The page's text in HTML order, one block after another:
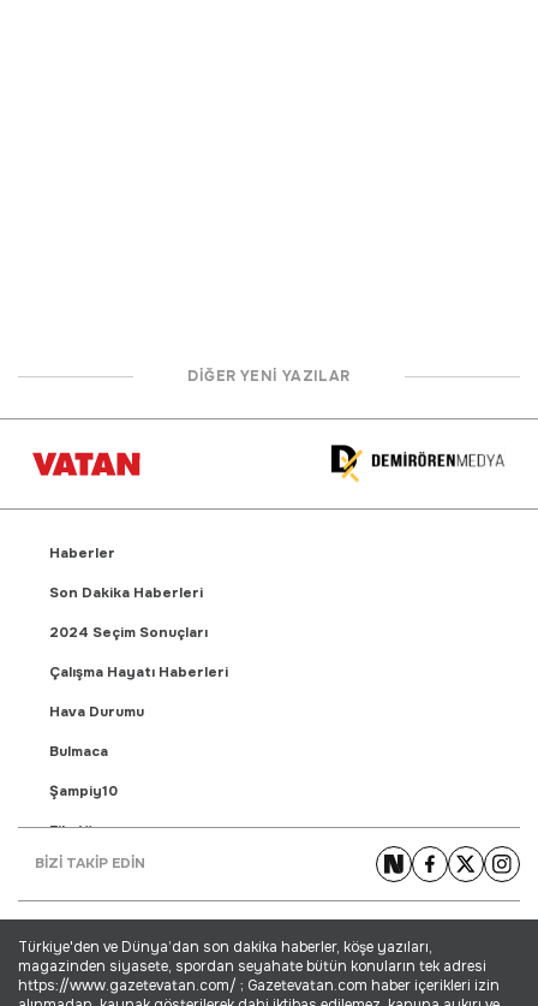
DİĞER YENİ YAZILAR
Haberler
Son Dakika Haberleri
2024 Seçim Sonuçları
Çalışma Hayatı Haberleri
Hava Durumu
Bulmaca
Şampiy10
Fikstür
Puan Durumu
Yaşam Haberleri
Ekonomi Haberleri
BİZİ TAKİP EDİN
Türkiye'den ve Dünya’dan son dakika haberler, köşe yazıları,
magazinden siyasete, spordan seyahate bütün konuların tek adresi
https://www.gazetevatan.com/ ; Gazetevatan.com haber içerikleri izin